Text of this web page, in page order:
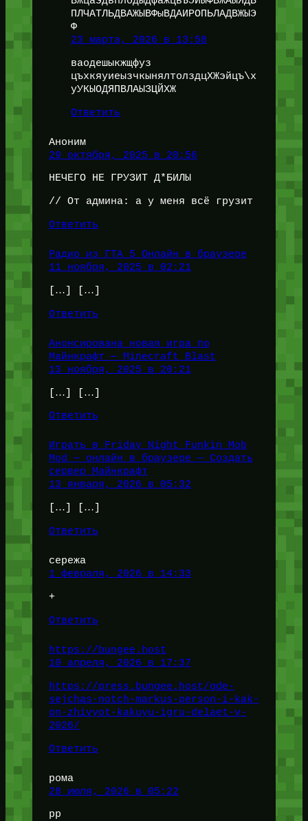
ПЛЧАТЛЬДВАЖЫВФыВДАИРОПЬЛАДВЖЫЭ
Ф
23 марта, 2026 в 13:58
ваодешыкжщфуз
цъхкяуиеызчкынялтолздцХЖэйцъ\х
уУКЫОДЯПВЛАЫЗЦЙХЖ
Ответить
Аноним
29 октября, 2025 в 20:56
НЕЧЕГО НЕ ГРУЗИТ Д*БИЛЫ
// От админа: а у меня всё грузит
Ответить
Радио из ГТА 5 Онлайн в браузере
11 ноября, 2025 в 02:21
[…] […]
Ответить
Анонсирована новая игра по
Майнкрафт — Minecraft Blast
13 ноября, 2025 в 20:21
[…] […]
Ответить
Играть в Friday Night Funkin Mob
Mod — онлайн в браузере — Создать
сервер Майнкрафт
13 января, 2026 в 05:32
[…] […]
Ответить
сережа
1 февраля, 2026 в 14:33
+
Ответить
https://bungee.host
10 апреля, 2026 в 17:37
https://press.bungee.host/gde-
sejchas-notch-markus-person-i-kak-
on-zhivyot-kakuyu-igru-delaet-v-
2026/
Ответить
рома
28 июля, 2026 в 05:22
рр